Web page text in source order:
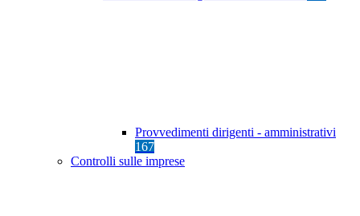
Provvedimenti dirigenti - amministrativi
167
Controlli sulle imprese